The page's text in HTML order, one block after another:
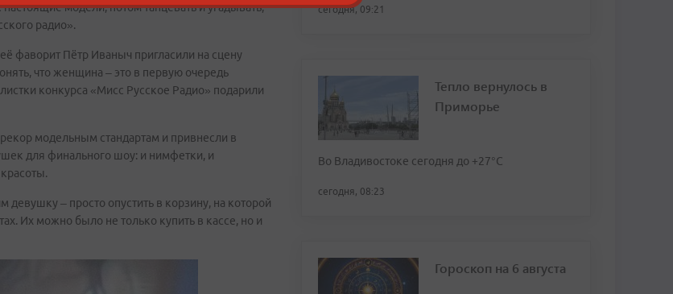
модели, потом танцевать и угадывать,
радио».
фаворит Пётр Иваныч пригласили на сцену
что женщина – это в первую очередь
конкурса «Мисс Русское Радио» подарили
модельным стандартам и привнесли в
для финального шоу: и нимфетки, и
девушку – просто опустить в корзину, на которой
Их можно было не только купить в кассе, но и
сегодня, 09:21
Тепло вернулось в
Приморье
Во Владивостоке сегодня до +27°С
сегодня, 08:23
Гороскоп на 6 августа